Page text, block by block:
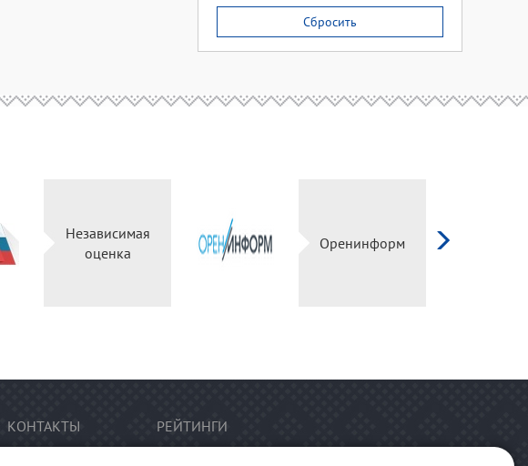
Сбросить
Независимая
оценка
Оренинформ
КОНТАКТЫ РЕЙТИНГИ